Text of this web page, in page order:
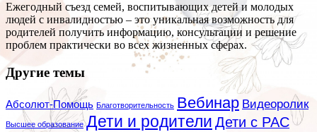
Ежегодный съезд семей, воспитывающих детей и молодых
людей с инвалидностью – это уникальная возможность для
родителей получить информацию, консультации и решение
проблем практически во всех жизненных сферах.
Другие темы
Абсолют-Помощь Благотворительность Вебинар Видеоролик
Высшее образование Дети и родители Дети с РАС